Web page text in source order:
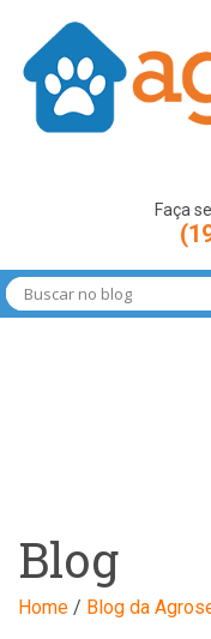
'https://
Faça
Blog
Home / Blog da